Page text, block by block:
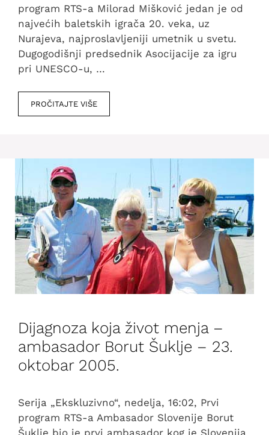
program RTS-a Milorad Mišković jedan je od
najvećih baletskih igrača 20. veka, uz
Nurajeva, najproslavljeniji umetnik u svetu.
Dugogodišnji predsednik Asocijacije za igru
pri UNESCO-u, …
PROČITAJTE VIŠE
Dijagnoza koja život menja –
ambasador Borut Šuklje – 23.
oktobar 2005.
Serija „Ekskluzivno“, nedelja, 16:02, Prvi
program RTS-a Ambasador Slovenije Borut
Šuklje bio je prvi ambasador kog je Slovenija